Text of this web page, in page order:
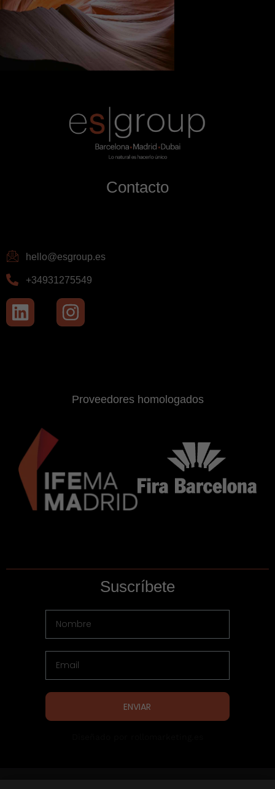
Contacto
hello@esgroup.es
+34931275549
Proveedores homologados
Suscríbete
ENVIAR